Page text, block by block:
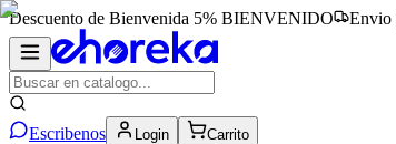
Descuento de Bienvenida 5% BIENVENIDO Envio
Escribenos Login Carrito